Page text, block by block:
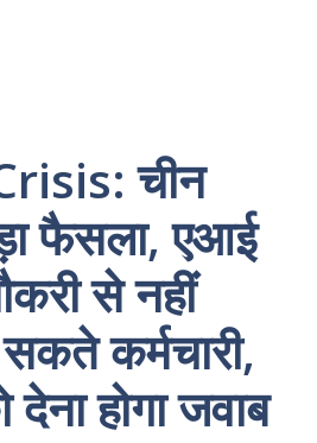
चीन
फैसला, एआई
से नहीं
कर्मचारी,
होगा जवाब